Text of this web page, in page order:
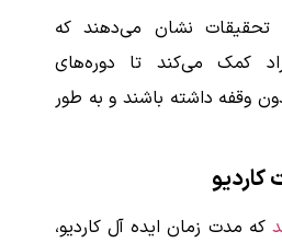
تحقیقات نشان می‌دهند که
کمک می‌کند تا دوره‌های
وقفه داشته باشند و به طور
کاردیو
که مدت زمان ایده آل کاردیو،